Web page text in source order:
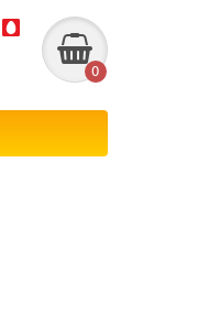
0